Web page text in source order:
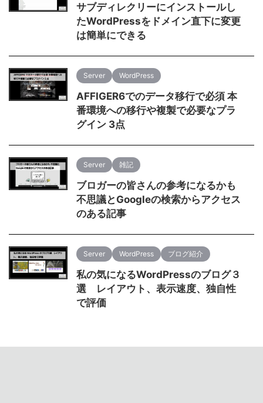
サブディレクリーにインストールし
たWordPressをドメイン直下に変更
は簡単にできる
Server WordPress
AFFIGER6でのデータ移行で必須 本
番環境への移行や複製で必要なプラ
グイン 3点
Server 雑記
ブロガーの皆さんの参考になるかも
不思議とGoogleの検索からアクセス
のある記事
Server WordPress ブログ紹介
私の気になるWordPressのブログ３
選 レイアウト、表示速度、独自性
で評価